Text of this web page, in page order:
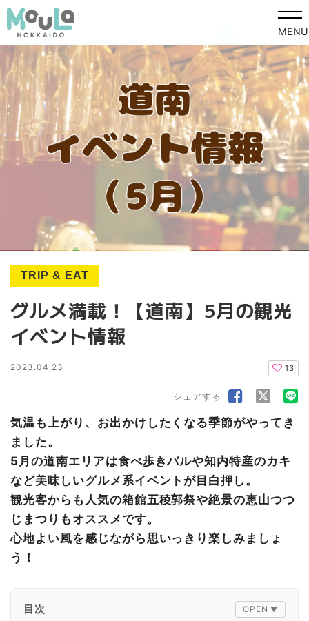
MENU
TRIP & EAT
グルメ満載！【道南】5月の観光
イベント情報
2023.04.23 13
シェアする
気温も上がり、お出かけしたくなる季節がやってき
ました。
5月の道南エリアは食べ歩きバルや知内特産のカキ
など美味しいグルメ系イベントが目白押し。
観光客からも人気の箱館五稜郭祭や絶景の恵山つつ
じまつりもオススメです。
心地よい風を感じながら思いっきり楽しみましょ
う！
目次